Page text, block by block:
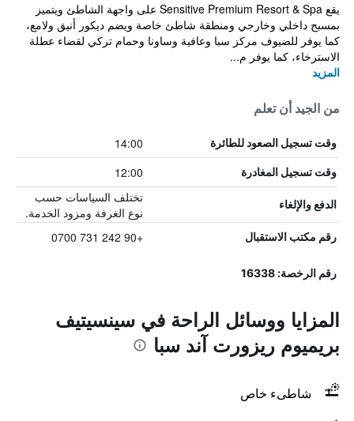
يقع Sensitive Premium Resort & Spa على واجهة الشاطئ ويتميز
بمسبح داخلي وخارجي ومنطقة شاطئ خاصة ويضم ديكور أنيق ولامع،
كما يوفر للضيوف مركز سبا وعافية وساونا وحمام تركي لقضاء عطلة
الاسترخاء، كما يوفر م...
المزيد
من الجيد أن تعلم
وقت تسجيل الصعود للطائرة 14:00
وقت تسجيل المغادرة 12:00
الدفع والإلغاء
تختلف السياسات حسب
نوع الغرفة ومزود الخدمة.
رقم مكتب الاستقبال +90 242 731 0700
رقم الرخصة: 16338
المزايا ووسائل الراحة في سينسيتيف
بريميوم ريزورت آند سبا
شاطىء خاص